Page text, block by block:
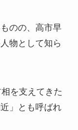
のの、高市早
物として知ら
を支えてきた
」とも呼ばれ